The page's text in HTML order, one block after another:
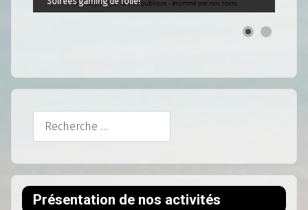
Rechercher
Présentation de nos activités